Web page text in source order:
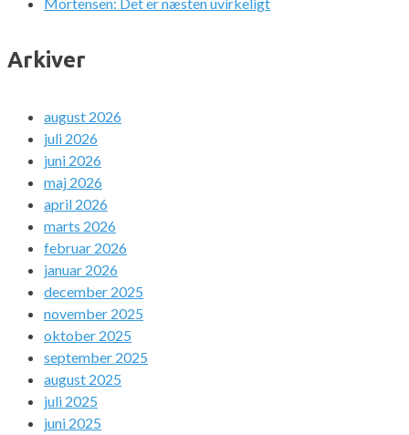
Arkiver
august 2026
juli 2026
juni 2026
maj 2026
april 2026
marts 2026
februar 2026
januar 2026
december 2025
november 2025
oktober 2025
september 2025
august 2025
juli 2025
juni 2025